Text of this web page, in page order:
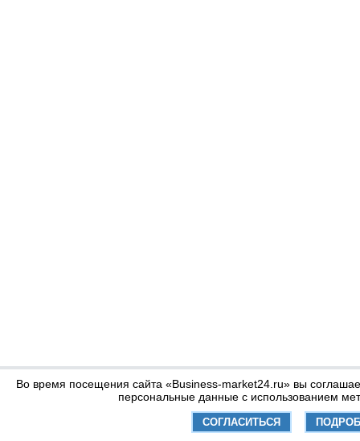
Во время посещения сайта «Business-market24.ru» вы
персональные данные с использованием
СОГЛАСИТЬСЯ